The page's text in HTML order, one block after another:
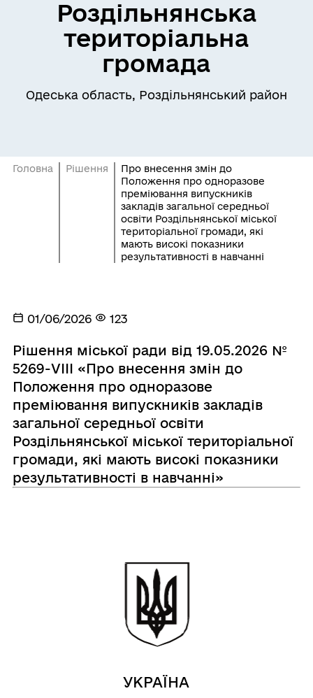
Роздільнянська
територіальна
громада
Одеська область, Роздільнянський район
Головна Рішення
Про внесення змін до
Положення про одноразове
преміювання випускників
закладів загальної середньої
освіти Роздільнянської міської
територіальної громади, які
мають високі показники
результативності в навчанні
01/06/2026 123
Рішення міської ради від 19.05.2026 №
5269-VIІІ «Про внесення змін до
Положення про одноразове
преміювання випускників закладів
загальної середньої освіти
Роздільнянської міської територіальної
громади, які мають високі показники
результативності в навчанні»
УКРАЇНА